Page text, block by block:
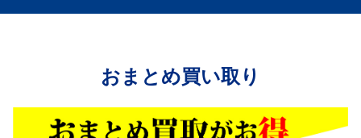
おまとめ買い取り